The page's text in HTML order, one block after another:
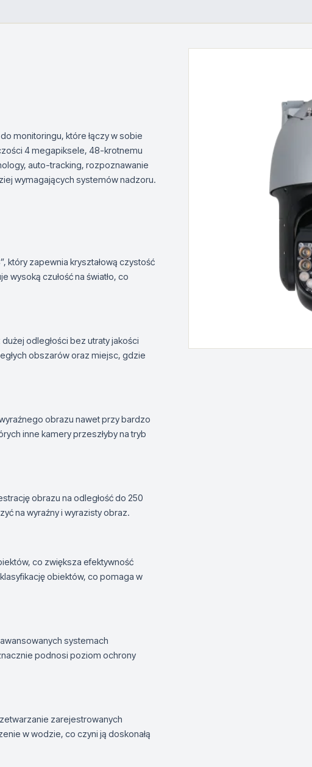
monitoringu, które łączy w sobie
4 megapiksele, 48-krotnemu
auto-tracking, rozpoznawanie
wymagających systemów nadzoru.
który zapewnia kryształową czystość
wysoką czułość na światło, co
odległości bez utraty jakości
obszarów oraz miejsc, gdzie
obrazu nawet przy bardzo
inne kamery przeszłyby na tryb
obrazu na odległość do 250
na wyraźny i wyrazisty obraz.
co zwiększa efektywność
obiektów, co pomaga w
systemach
podnosi poziom ochrony
zarejestrowanych
w wodzie, co czyni ją doskonałą